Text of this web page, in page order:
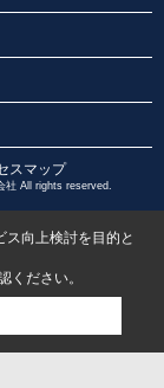
スマップ
社 All rights reserved.
向上検討を目的と
ください。